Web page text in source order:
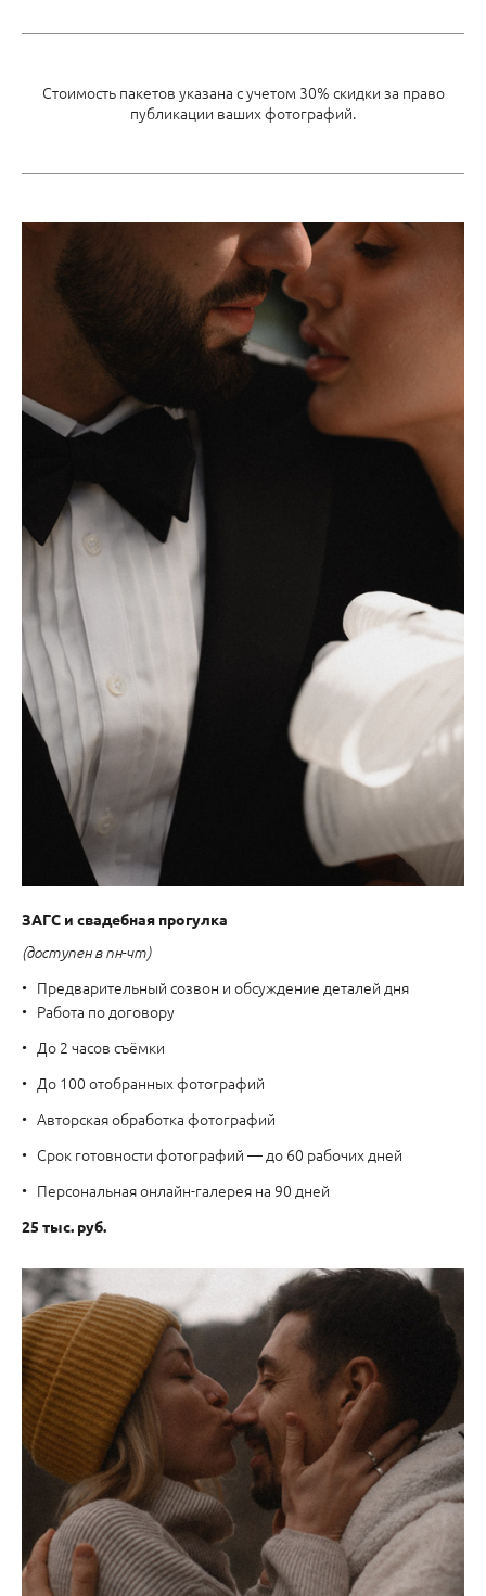
Стоимость пакетов указана с учетом 30% скидки за право
публикации ваших фотографий.
ЗАГС и свадебная прогулка
(доступен в пн-чт)
Предварительный созвон и обсуждение деталей дня
Работа по договору
До 2 часов съёмки
До 100 отобранных фотографий
Авторская обработка фотографий
Срок готовности фотографий — до 60 рабочих дней
Персональная онлайн-галерея на 90 дней
25 тыс. руб.